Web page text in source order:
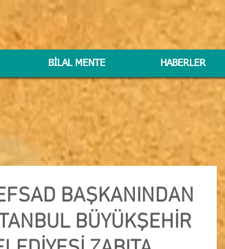
BİLAL MENTE HABERLER
BAŞKANINDAN
BÜYÜKŞEHİR